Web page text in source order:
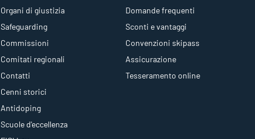
Organi di giustizia
Safeguarding
Commissioni
Comitati regionali
Contatti
Cenni storici
Antidoping
Scuole d'eccellenza
Domande frequenti
Sconti e vantaggi
Convenzioni skipass
Assicurazione
Tesseramento online